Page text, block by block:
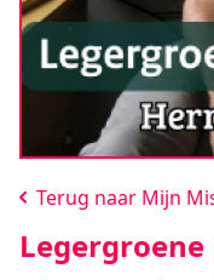
Terug naar Mijn